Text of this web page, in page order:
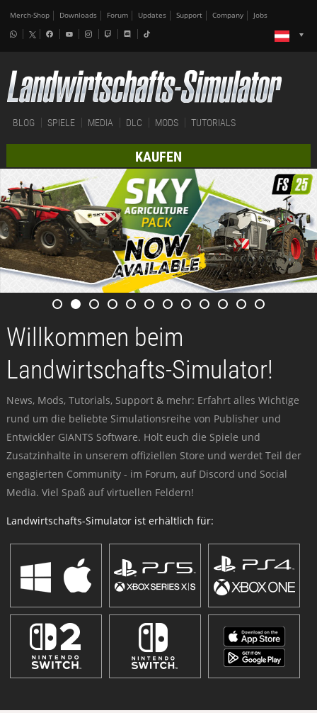
Merch-Shop Downloads Forum Updates Support Company Jobs
BLOG SPIELE MEDIA DLC MODS TUTORIALS
KAUFEN
Willkommen beim
Landwirtschafts-Simulator!
News, Mods, Tutorials, Support & mehr: Erfahrt alles Wichtige
rund um die beliebte Simulationsreihe von Publisher und
Entwickler GIANTS Software. Holt euch die Spiele und
Zusatzinhalte in unserem offiziellen Store und werdet Teil der
engagierten Community - im Forum, auf Discord und Social
Media. Viel Spaß auf virtuellen Feldern!
Landwirtschafts-Simulator ist erhältlich für: